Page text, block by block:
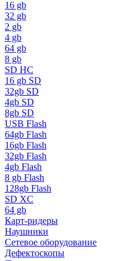
16 gb
32 gb
2 gb
4 gb
64 gb
8 gb
SD HC
16 gb SD
32gb SD
4gb SD
8gb SD
USB Flash
64gb Flash
16gb Flash
32gb Flash
4gb Flash
8 gb Flash
128gb Flash
SD XC
64 gb
Карт-ридеры
Наушники
Сетевое оборудование
Дефектоскопы